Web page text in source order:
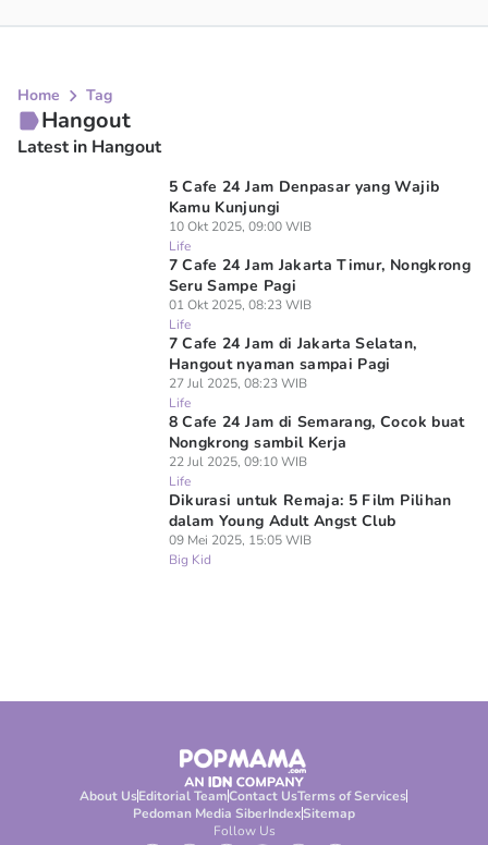
Home Tag
Hangout
Latest in Hangout
5 Cafe 24 Jam Denpasar yang Wajib
Kamu Kunjungi
10 Okt 2025, 09:00 WIB
Life
7 Cafe 24 Jam Jakarta Timur, Nongkrong
Seru Sampe Pagi
01 Okt 2025, 08:23 WIB
Life
7 Cafe 24 Jam di Jakarta Selatan,
Hangout nyaman sampai Pagi
27 Jul 2025, 08:23 WIB
Life
8 Cafe 24 Jam di Semarang, Cocok buat
Nongkrong sambil Kerja
22 Jul 2025, 09:10 WIB
Life
Dikurasi untuk Remaja: 5 Film Pilihan
dalam Young Adult Angst Club
09 Mei 2025, 15:05 WIB
Big Kid
About UsEditorial TeamContact UsTerms of Services
Pedoman Media SiberIndexSitemap
Follow Us